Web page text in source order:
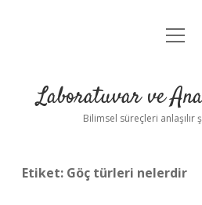
Anasayfa
Yasal
Laboratuvar ve
Bilimsel süreçleri anlaşılır
Etiket: Göç türleri nelerdir